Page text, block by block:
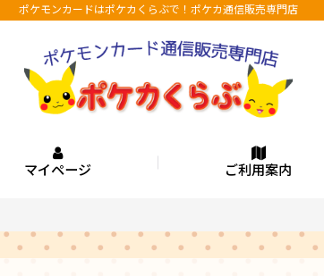
ポケモンカードはポケカくらぶで！ポケカ通信販売専門店
マイページ ご利用案内